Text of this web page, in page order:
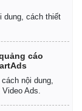
dung, cách thiết
cáo
nội dung,
Ads.